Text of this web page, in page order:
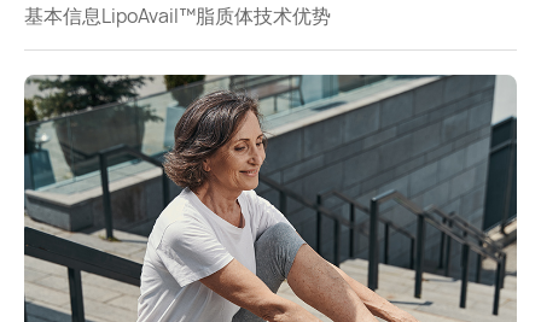
基本信息LipoAvail™脂质体技术优势